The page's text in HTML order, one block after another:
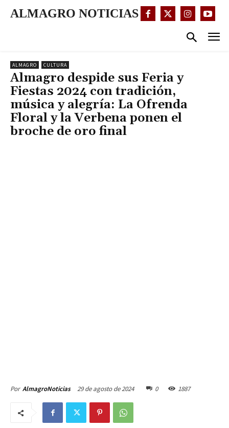
ALMAGRO NOTICIAS
ALMAGRO CULTURA
Almagro despide sus Feria y
Fiestas 2024 con tradición,
música y alegría: La Ofrenda
Floral y la Verbena ponen el
broche de oro final
Por AlmagroNoticias 29 de agosto de 2024 0 1887